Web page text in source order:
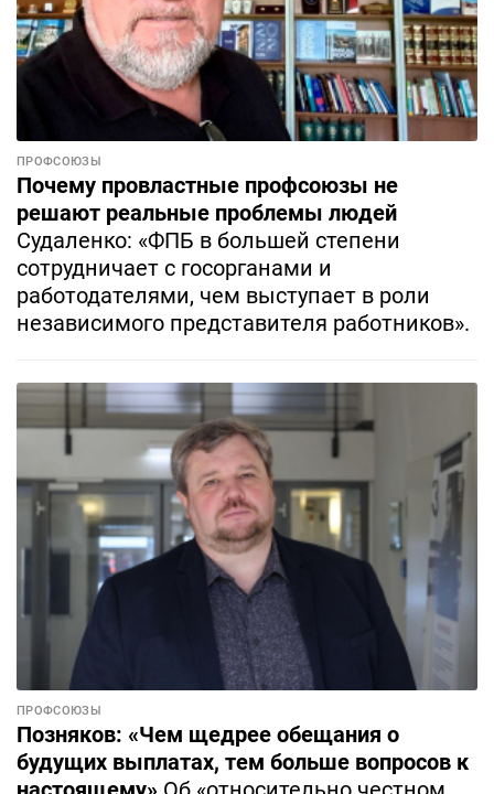
ПРОФСОЮЗЫ
Почему провластные профсоюзы не
решают реальные проблемы людей
Судаленко: «ФПБ в большей степени
сотрудничает с госорганами и
работодателями, чем выступает в роли
независимого представителя работников».
ПРОФСОЮЗЫ
Позняков: «Чем щедрее обещания о
будущих выплатах, тем больше вопросов к